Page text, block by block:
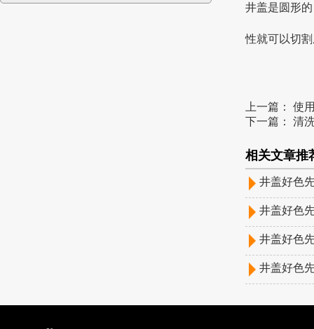
井盖是圆形的
性就可以切割成
上一篇： 使
下一篇： 清
相关文章推荐
井盖好色
井盖好色先
井盖好色
井盖好色